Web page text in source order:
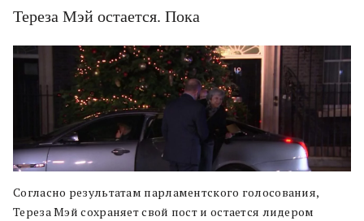
Тереза Мэй остается. Пока
Согласно результатам парламентского голосования,
Тереза Мэй сохраняет свой пост и остается лидером